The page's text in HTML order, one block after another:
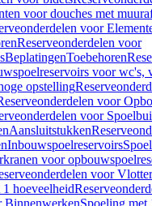
voor douches met
voor
Reserveonderdelen voor
BeplatingenToebehoren
voor wc's,
opstelling
voor
voor
Aansluitstukken
Inbouwspoelreservoirs
voor
voor
hoeveelheid
BinnenwerkenSpoeling met